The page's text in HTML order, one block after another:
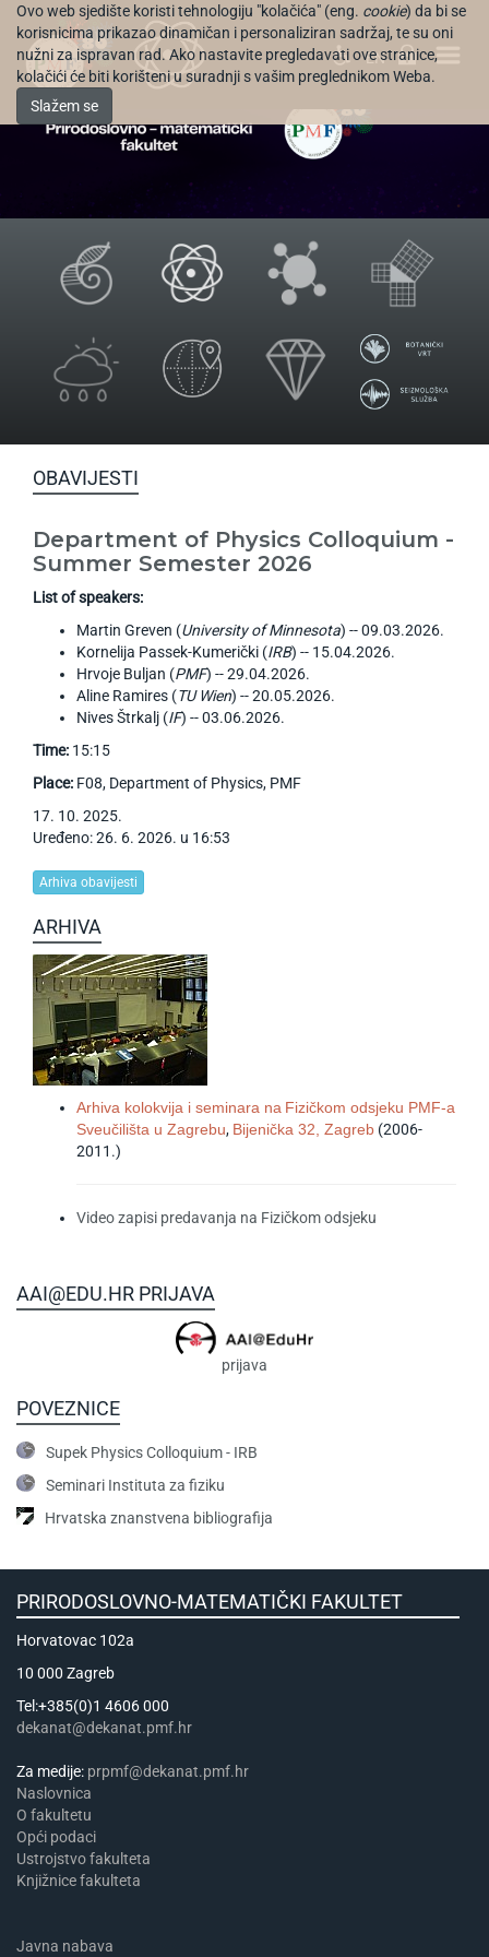
Ovo web sjedište koristi tehnologiju "kolačića" (eng. cookie) da bi se
korisnicima prikazao dinamičan i personaliziran sadržaj, te su oni
nužni za ispravan rad. Ako nastavite pregledavati ove stranice,
kolačići će biti korišteni u suradnji s vašim preglednikom Weba.
Slažem se
EN
OBAVIJESTI
Department of Physics Colloquium -
Summer Semester 2026
List of speakers:
Martin Greven (University of Minnesota) -- 09.03.2026.
Kornelija Passek-Kumerički (IRB) -- 15.04.2026.
Hrvoje Buljan (PMF) -- 29.04.2026.
Aline Ramires (TU Wien) -- 20.05.2026.
Nives Štrkalj (IF) -- 03.06.2026.
Time: 15:15
Place: F08, Department of Physics, PMF
17. 10. 2025.
Uređeno: 26. 6. 2026. u 16:53
Arhiva obavijesti
ARHIVA
Arhiva kolokvija i seminara na Fizičkom odsjeku PMF-a
Sveučilišta u Zagrebu, Bijenička 32, Zagreb (2006-
2011.)
Video zapisi predavanja na Fizičkom odsjeku
AAI@EDU.HR PRIJAVA
prijava
POVEZNICE
Supek Physics Colloquium - IRB
Seminari Instituta za fiziku
Hrvatska znanstvena bibliografija
PRIRODOSLOVNO-MATEMATIČKI FAKULTET
Horvatovac 102a
10 000 Zagreb
Tel:+385(0)1 4606 000
dekanat@dekanat.pmf.hr
Za medije: prpmf@dekanat.pmf.hr
Naslovnica
​​​O fakultetu
Opći podaci
Ustrojstvo fakulteta
Knjižnice fakulteta
Javna nabava